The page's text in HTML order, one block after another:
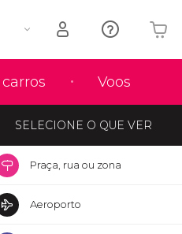
Voos
SELECIONE O QUE VER
Praça, rua ou zona
Aeroporto